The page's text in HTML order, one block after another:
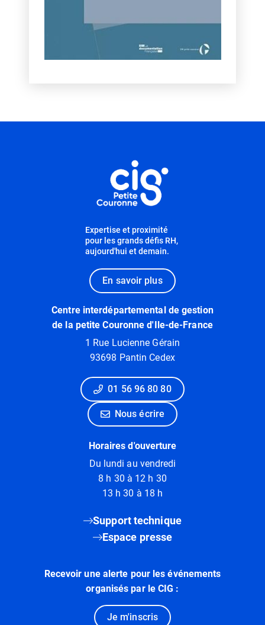
Expertise et proximité
pour les grands défis RH,
aujourd'hui et demain.
En savoir plus
Centre interdépartemental de gestion
de la petite Couronne d'Ile-de-France
1 Rue Lucienne Gérain
93698 Pantin Cedex
01 56 96 80 80
Nous écrire
Horaires d'ouverture
Du lundi au vendredi
8 h 30 à 12 h 30
13 h 30 à 18 h
Support technique
Espace presse
Recevoir une alerte pour les événements
organisés par le CIG :
Je m'inscris